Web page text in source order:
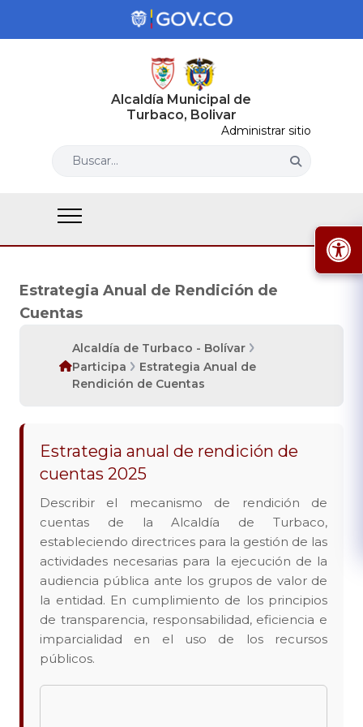
Alcaldía Municipal de
Turbaco, Bolivar
Administrar sitio
Buscar...
Estrategia Anual de Rendición de
Cuentas
Alcaldía de Turbaco - Bolívar
Participa
Estrategia Anual de
Rendición de Cuentas
Estrategia anual de rendición de
cuentas​​ 2025
Describir el mecanismo de rendición de
cuentas de la Alcaldía de Turbaco,
estableciendo directrices para la gestión de las
actividades necesarias para la ejecución de la
audiencia pública ante los grupos de valor de
la entidad. En cumplimiento de los principios
de transparencia, responsabilidad, eficiencia e
imparcialidad en el uso de los recursos
públicos.